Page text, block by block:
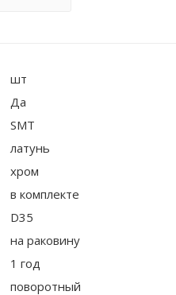
шт
Да
SMT
латунь
хром
в комплекте
D35
на раковину
1 год
поворотный